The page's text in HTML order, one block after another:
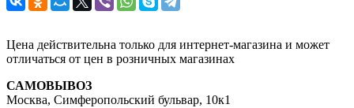
Цена действительна только для интернет-магазина и может
отличаться от цен в розничных магазинах
САМОВЫВОЗ
Москва, Симферопольский бульвар, 10к1